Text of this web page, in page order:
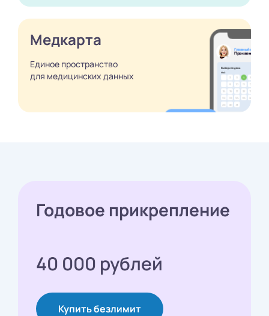
Медкарта
Единое пространство
для медицинских данных
Годовое прикрепление
40 000 рублей
Купить безлимит